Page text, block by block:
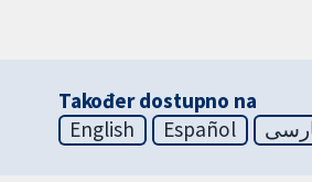
Također dostupno na
English
Español